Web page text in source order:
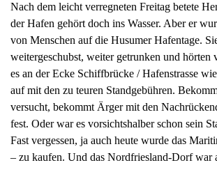
Nach dem leicht verregneten Freitag betete
der Hafen gehört doch ins Wasser. Aber er
von Menschen auf die Husumer Hafentage.
weitergeschubst, weiter getrunken und
es an der Ecke Schiffbrücke / Hafenstrasse
auf mit den zu teuren Standgebühren.
versucht, bekommt Ärger mit den
fest. Oder war es vorsichtshalber schon sein
Fast vergessen, ja auch heute wurde das
– zu kaufen. Und das Nordfriesland-Dorf war